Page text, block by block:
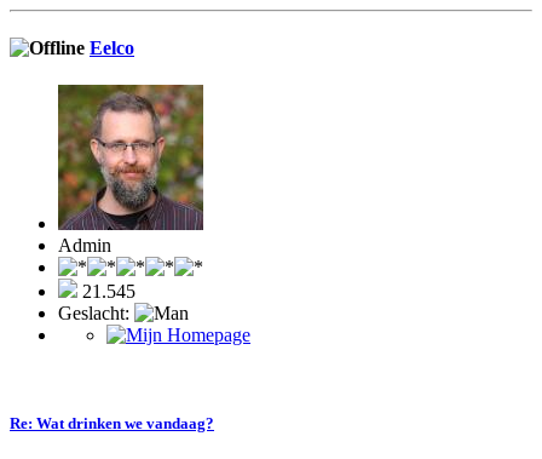
Eelco
Admin
21.545
Geslacht:
Re: Wat drinken we vandaag?